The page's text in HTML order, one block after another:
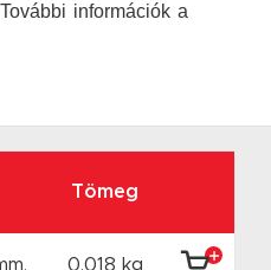
információk a
Tömeg
0.018 kg